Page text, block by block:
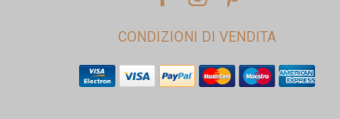
CONDIZIONI DI VENDITA